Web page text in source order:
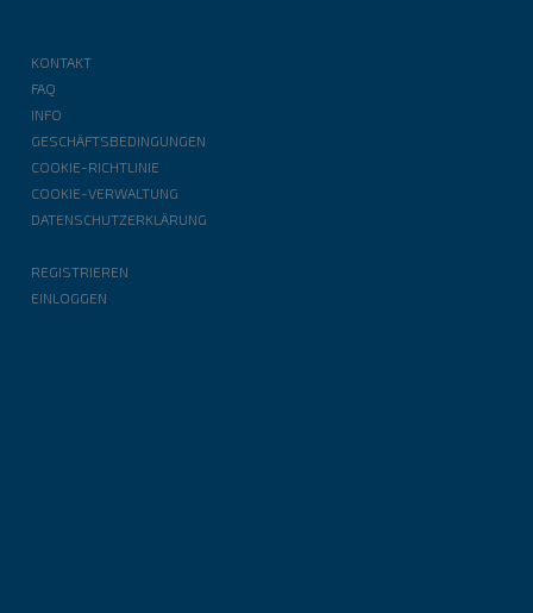
KONTAKT
FAQ
INFO
GESCHÄFTSBEDINGUNGEN
COOKIE-RICHTLINIE
COOKIE-VERWALTUNG
DATENSCHUTZERKLÄRUNG
REGISTRIEREN
EINLOGGEN